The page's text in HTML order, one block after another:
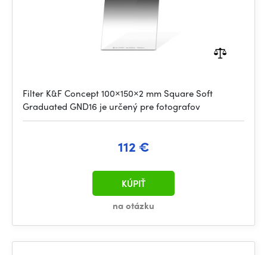
Filter K&F Concept 100×150×2 mm Square Soft
Graduated GND16 je určený pre fotografov
112 €
na otázku
KÚPIŤ